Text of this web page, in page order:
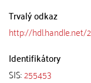
Trvalý odkaz
http://hdl.handle.net/
Identifikátory
SIS:255453